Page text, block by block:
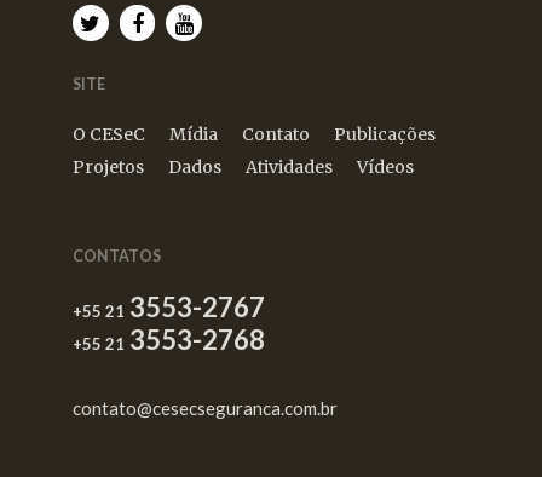
SITE
O CESeC Mídia Contato
Publicações
Projetos
Dados Atividades Vídeos
CONTATOS
+55 21 3553-2767
+55 21 3553-2768
contato@cesecseguranca.com.br